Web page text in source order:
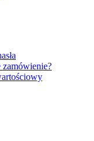
zamówienie?